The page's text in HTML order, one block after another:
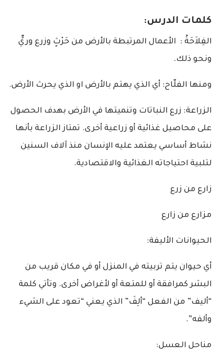
كلمات الدرس:
الفِلاَحَةُ : الأعمال المرتبطة بالأرض من حَرْثٍ وزرع وريٍّ
ونحو ذلك.
ومنها الفلّاح: أي الذي يهتم بالأرض او الذي يحرث الأرض.
الزراعة: زرع النباتات وتنميتها في الأرض بهدف الحصول
على محاصيل غذائية أو زراعية أخرى. تمتاز الزراعة بأنها
نشاط أساسي يعتمد عليه الإنسان منذ آلاف السنين
لتلبية احتياجاته الغذائية والاقتصادية.
زارع من زرع
مزارع من زارع
الحيوانات الأليفة:
أي حيوان يتم تربيته في المنزل أو في مكان قريب من
البشر كمرافقة أو للمتعة أو لأغراض أخرى. وتأتي كلمة
“أليف” من الفعل “ألِفَ” الذي يعني “تعود على الشيء
وألفه”.
مناحل العسل: